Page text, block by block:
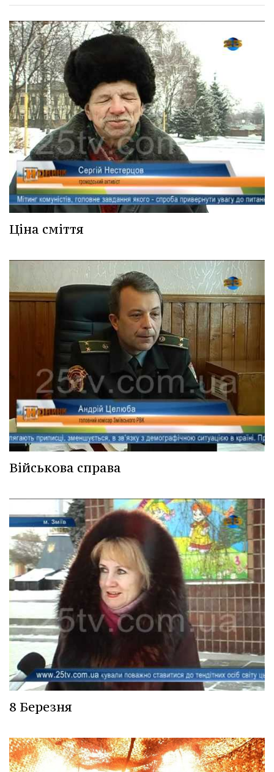
Ціна сміття
Військова справа
8 Березня